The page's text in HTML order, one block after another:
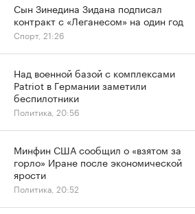
Сын Зинедина Зидана подписал
контракт с «Леганесом» на один год
Спорт, 21:26
Над военной базой с комплексами
Patriot в Германии заметили
беспилотники
Политика, 20:56
Минфин США сообщил о «взятом за
горло» Иране после экономической
ярости
Политика, 20:52